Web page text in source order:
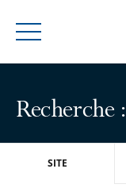
Menu
Recherche :
SITE